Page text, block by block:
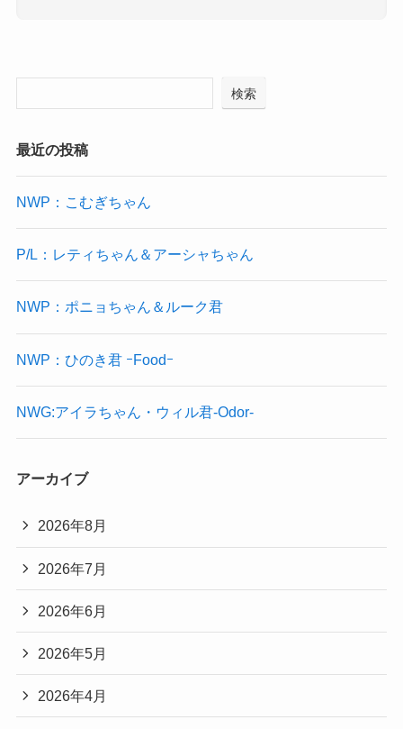
検索
最近の投稿
NWP：こむぎちゃん
P/L：レティちゃん＆アーシャちゃん
NWP：ポニョちゃん＆ルーク君
NWP：ひのき君 ｰFoodｰ
NWG:アイラちゃん・ウィル君-Odor-
アーカイブ
2026年8月
2026年7月
2026年6月
2026年5月
2026年4月